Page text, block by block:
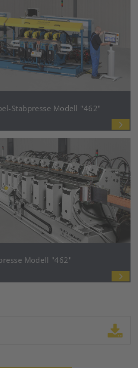
Stabpresse Modell "462"
Modell "462"